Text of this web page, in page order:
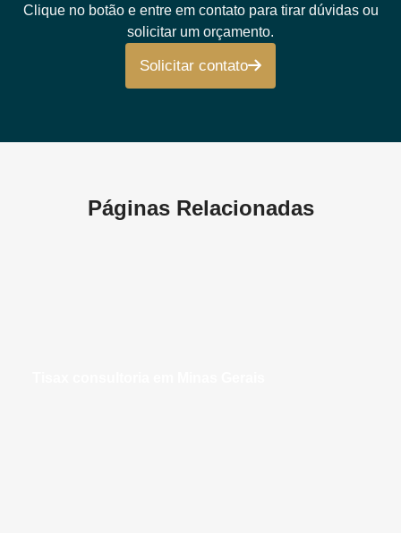
Clique no botão e entre em contato para tirar dúvidas ou
solicitar um orçamento.
Solicitar contato
Páginas Relacionadas